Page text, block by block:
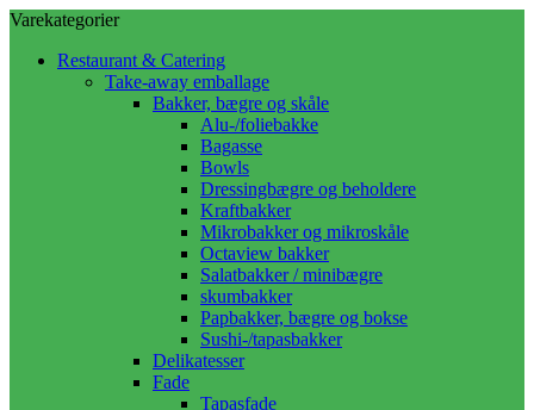
Varekategorier
Restaurant & Catering
Take-away emballage
Bakker, bægre og skåle
Alu-/foliebakke
Bagasse
Bowls
Dressingbægre og beholdere
Kraftbakker
Mikrobakker og mikroskåle
Octaview bakker
Salatbakker / minibægre
skumbakker
Papbakker, bægre og bokse
Sushi-/tapasbakker
Delikatesser
Fade
Tapasfade